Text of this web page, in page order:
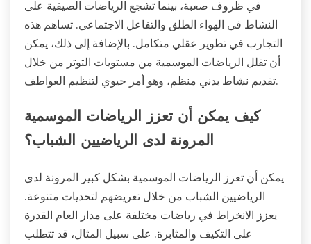
في ظروف صعبة، بينما تشجع الرياضات الصيفية على
النشاط في الهواء الطلق والتفاعل الاجتماعي. تساهم هذه
التجارب في تطوير عقلي متكامل. بالإضافة إلى ذلك، يمكن
أن تقلل الرياضات الموسمية من مستويات التوتر من خلال
تقديم نشاط بدني منظم، وهو أمر حيوي لتنظيم العواطف.
كيف يمكن أن تعزز الرياضات الموسمية
المرونة لدى الرياضيين الشباب؟
يمكن أن تعزز الرياضات الموسمية بشكل كبير المرونة لدى
الرياضيين الشباب من خلال تعريضهم لتحديات متنوعة.
يعزز الانخراط في رياضات مختلفة على مدار العام القدرة
على التكيف والمثابرة. على سبيل المثال، قد تتطلب